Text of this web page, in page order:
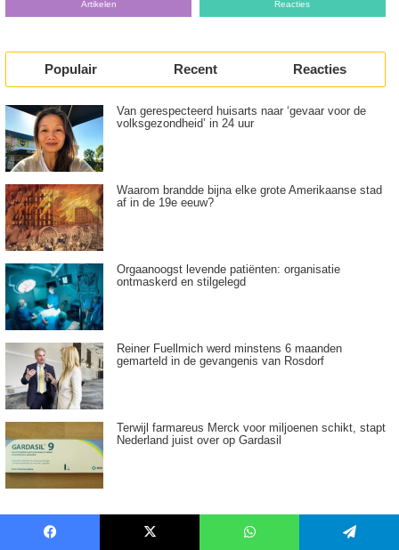
Artikelen Reacties
Populair Recent Reacties
Van gerespecteerd huisarts naar ‘gevaar voor de
volksgezondheid’ in 24 uur
Waarom brandde bijna elke grote Amerikaanse stad
af in de 19e eeuw?
Orgaanoogst levende patiënten: organisatie
ontmaskerd en stilgelegd
Reiner Fuellmich werd minstens 6 maanden
gemarteld in de gevangenis van Rosdorf
Terwijl farmareus Merck voor miljoenen schikt, stapt
Nederland juist over op Gardasil
Tagwolk